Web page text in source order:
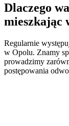
Dlaczego
mieszkając
Regularnie
w Opolu. Znamy
prowadzimy
postępowania